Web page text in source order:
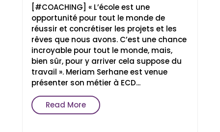
[#COACHING] « L’école est une
opportunité pour tout le monde de
réussir et concrétiser les projets et les
rêves que nous avons. C’est une chance
incroyable pour tout le monde, mais,
bien sûr, pour y arriver cela suppose du
travail ». Meriam Serhane est venue
présenter son métier à ECD...
Read More